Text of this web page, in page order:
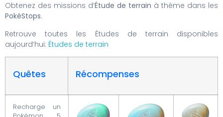
Obtenez des missions d’Étude de terrain à thème dans les
PokéStops.
Retrouve toutes les Études de terrain disponibles
aujourd’hui: Études de terrain
Quêtes Récompenses
Recharge un